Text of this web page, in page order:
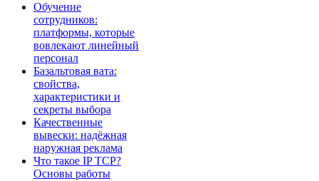
Обучение
сотрудников:
платформы, которые
вовлекают линейный
персонал
Базальтовая вата:
свойства,
характеристики и
секреты выбора
Качественные
вывески: надёжная
наружная реклама
Что такое IP TCP?
Основы работы